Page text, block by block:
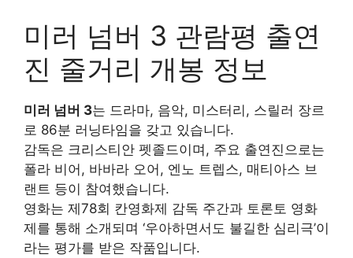
미러 넘버 3 관람평 출연
진 줄거리 개봉 정보
미러 넘버 3는 드라마, 음악, 미스터리, 스릴러 장르
로 86분 러닝타임을 갖고 있습니다.
감독은 크리스티안 펫졸드이며, 주요 출연진으로는
폴라 비어, 바바라 오어, 엔노 트렙스, 매티아스 브
랜트 등이 참여했습니다.
영화는 제78회 칸영화제 감독 주간과 토론토 영화
제를 통해 소개되며 ‘우아하면서도 불길한 심리극’이
라는 평가를 받은 작품입니다.